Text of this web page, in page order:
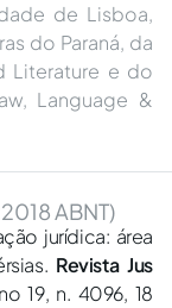
de Lisboa,
do Paraná, da
Literature e do
Language &
ABNT)
jurídica: área
Revista Jus
19, n. 4096, 18